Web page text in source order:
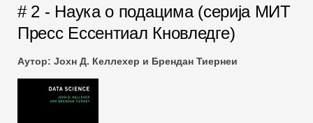
# 2 - Наука о подацима (серија МИТ
Пресс Ессентиал Кновледге)
Аутор: Јохн Д. Келлехер и Брендан Тиернеи